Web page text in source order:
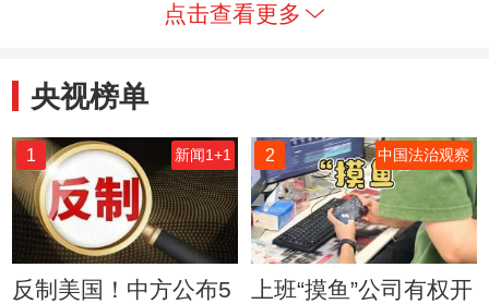
点击查看更多
央视榜单
1 新闻1+1
反制美国！中方公布5
2 中国法治观察
上班“摸鱼”公司有权开